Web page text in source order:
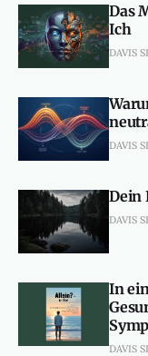
Das
Ich
DAVIS
DAVIS
Dein
DAVIS
In
DAVIS